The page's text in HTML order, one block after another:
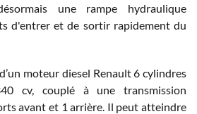
une rampe hydraulique
d'entrer et de sortir rapidement du
moteur diesel Renault 6 cylindres
cv, couplé à une transmission
avant et 1 arrière. Il peut atteindre